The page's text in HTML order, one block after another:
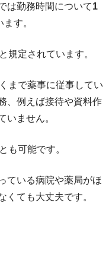
は勤務時間について1
す。
と規定されています。
まで薬事に従事してい
、例えば接待や資料作
いません。
も可能です。
ている病院や薬局がほ
くても大丈夫です。